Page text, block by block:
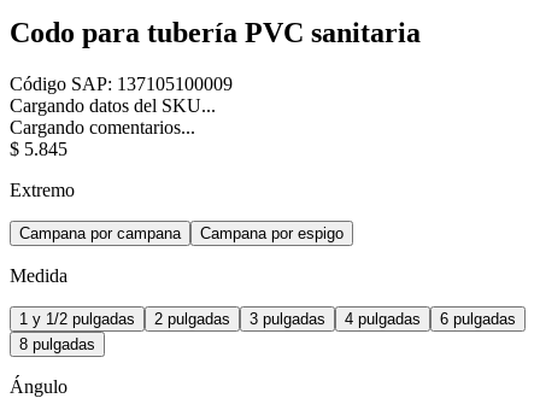
Codo para tubería PVC sanitaria
Código SAP: 137105100009
Cargando datos del SKU...
Cargando comentarios...
$ 5.845
Extremo
Campana por campana Campana por espigo
Medida
1 y 1/2 pulgadas 2 pulgadas 3 pulgadas 4 pulgadas
6 pulgadas
8 pulgadas
Ángulo